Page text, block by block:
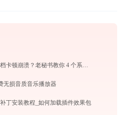
电脑编辑万字Word大文档卡顿崩溃？老秘书教你 4 个系统级优化设置与避坑神技
无损音质音乐播放器
丁安装教程_如何加载插件效果包